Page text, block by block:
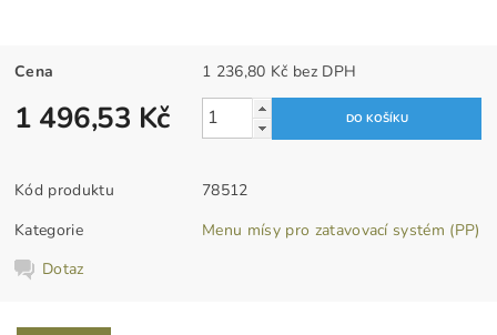
Cena 1 236,80 Kč bez DPH
1 496,53 Kč
Kód produktu
78512
Kategorie
Menu mísy pro zatavovací systém (PP)
Dotaz